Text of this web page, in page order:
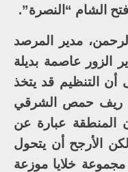
الشام “النصرة”.
مدير المرصد
الزور عاصمة بديلة
أن التنظيم قد يتخذ
ريف حمص الشرقي
المنطقة عبارة عن
الأرجح أن يتحول
مجموعة خلايا موزعة